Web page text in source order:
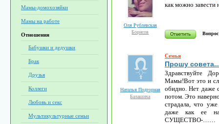
Мамы-домохозяйки
Мамы на работе
Отношения
Бабушки и дедушки
Брак
Друзья
Коллеги
Любовь и секс
Мультикультурные семьи
Оля Рублевская
Борисов
как можно завести
Вопрос
Наталья Подгорная
Балашиха
Семья
Прошу
Здравствуйте
Мамы!Вот это и
обидно. Нет даже
потом. Это
страдала, что
даже как ее
СУЩЕСТВО-……